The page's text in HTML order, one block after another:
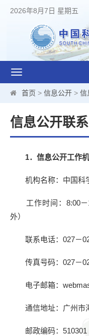
2026年8月7日 星期五
Toggle
navigation
首页 > 信息公开 > 信
信息公开联
1．信息公开工作
机构名称：中国科
工作时间：8:00－
外）
联系电话： 027－
传真号码： 027－
电子邮箱：
通信地址：广州市
邮政编码： 510301